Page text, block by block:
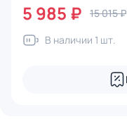
5 985 ₽ 15 015 ₽
В наличии 1 шт.